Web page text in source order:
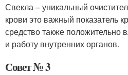
Свекла – уникальный
крови это важный показатель
средство также положительно
и работу внутренних органов.
Совет № 3